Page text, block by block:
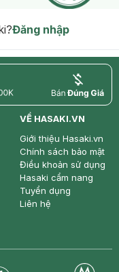
Đăng nhập
price
VỀ HASAKI.VN
Giới thiệu Hasaki.vn
Chính sách bảo mật
Điều khoản sử dụng
Hasaki cẩm nang
Tuyển dụng
Liên hệ